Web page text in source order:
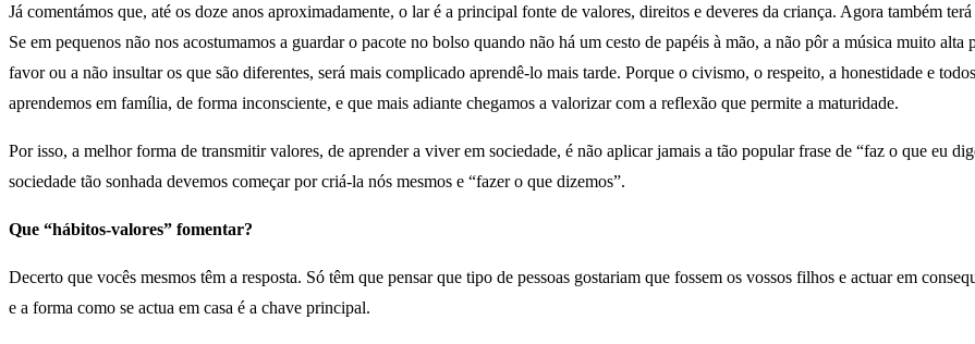
Já comentámos que, até os doze anos aproximadamente, o lar é a principal fonte de valores, direitos e deveres da criança. Agora também
Se em pequenos não nos acostumamos a guardar o pacote no bolso quando não há um cesto de papéis à mão, a não pôr a música muito
favor ou a não insultar os que são diferentes, será mais complicado aprendê-lo mais tarde. Porque o civismo, o respeito, a honestidade e
aprendemos em família, de forma inconsciente, e que mais adiante chegamos a valorizar com a reflexão que permite a maturidade.
Por isso, a melhor forma de transmitir valores, de aprender a viver em sociedade, é não aplicar jamais a tão popular frase de “faz o que eu
sociedade tão sonhada devemos começar por criá-la nós mesmos e “fazer o que dizemos”.
Que “hábitos-valores” fomentar?
Decerto que vocês mesmos têm a resposta. Só têm que pensar que tipo de pessoas gostariam que fossem os vossos filhos e actuar em
e a forma como se actua em casa é a chave principal.